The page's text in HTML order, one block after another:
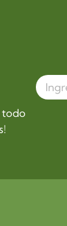
todo